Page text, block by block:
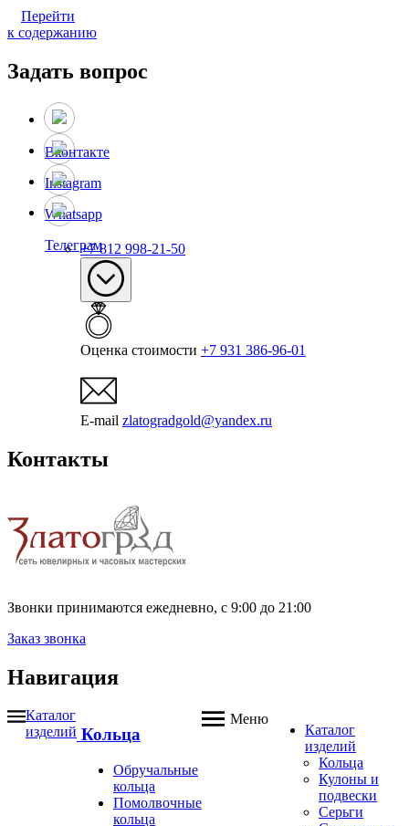
Перейти
к содержанию
Задать вопрос
Вконтакте
Instagram
Whatsapp
Телеграм+7 812 998-21-50
Оценка стоимости +7 931 386-96-01
E-mail zlatogradgold@yandex.ru
Контакты
Звонки принимаются ежедневно, с 9:00 до 21:00
Заказ звонка
Навигация
Каталог
изделий Кольца
Обручальные
кольца
Помолвочные
кольца
Меню
Каталог
изделий
Кольца
Кулоны и
подвески
Серьги